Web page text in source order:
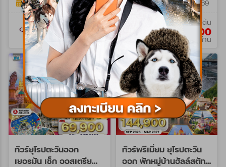
09 ก.พ. 69 - 28 มี.ค. 70
เริ่มต้น
69,900
บาท/ท่าน
27 พ.ย. 69 - 26 ธ.ค. 69
เริ่มต้น
129,900
บาท/ท่าน
ทัวร์ยุโรปตะวันออก
เยอรมัน เช็ก ออสเตรีย
ทัวร์พรีเมี่ยม ยุโรปตะวัน
ออก พักหมู่บ้านฮัลล์สตัทท์